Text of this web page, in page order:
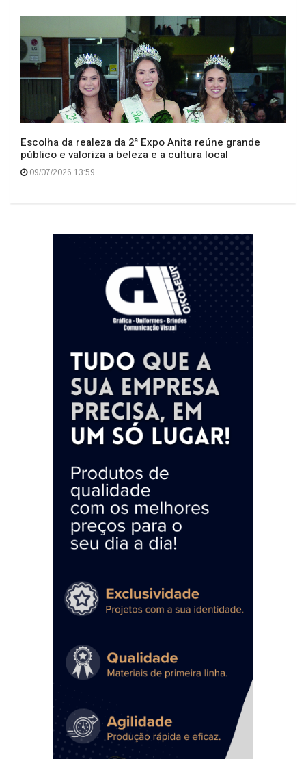
Escolha da realeza da 2ª Expo Anita reúne grande
público e valoriza a beleza e a cultura local
09/07/2026 13:59